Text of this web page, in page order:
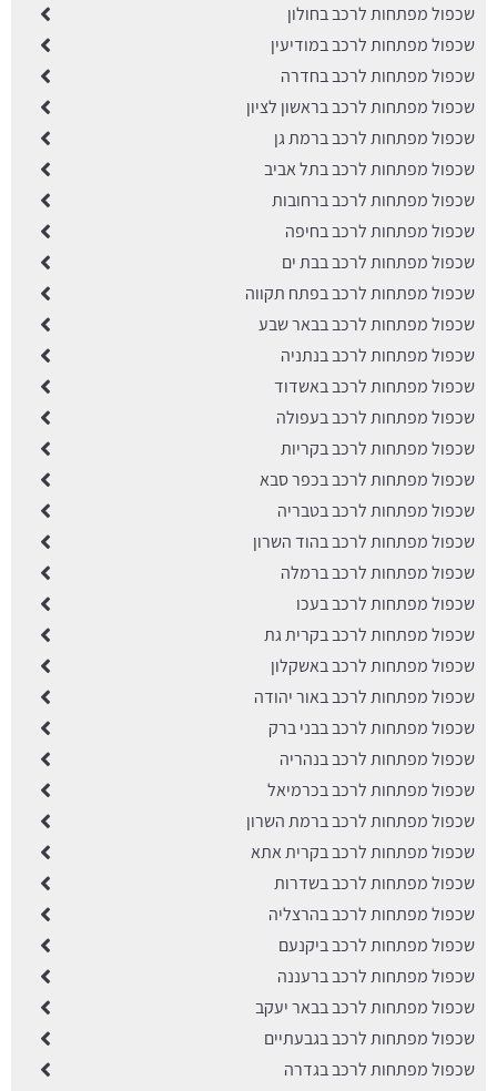
שכפול מפתחות לרכב בחולון
שכפול מפתחות לרכב במודיעין
שכפול מפתחות לרכב בחדרה
שכפול מפתחות לרכב בראשון לציון
שכפול מפתחות לרכב ברמת גן
שכפול מפתחות לרכב בתל אביב
שכפול מפתחות לרכב ברחובות
שכפול מפתחות לרכב בחיפה
שכפול מפתחות לרכב בבת ים
שכפול מפתחות לרכב בפתח תקווה
שכפול מפתחות לרכב בבאר שבע
שכפול מפתחות לרכב בנתניה
שכפול מפתחות לרכב באשדוד
שכפול מפתחות לרכב בעפולה
שכפול מפתחות לרכב בקריות
שכפול מפתחות לרכב בכפר סבא
שכפול מפתחות לרכב בטבריה
שכפול מפתחות לרכב בהוד השרון
שכפול מפתחות לרכב ברמלה
שכפול מפתחות לרכב בעכו
שכפול מפתחות לרכב בקרית גת
שכפול מפתחות לרכב באשקלון
שכפול מפתחות לרכב באור יהודה
שכפול מפתחות לרכב בבני ברק
שכפול מפתחות לרכב בנהריה
שכפול מפתחות לרכב בכרמיאל
שכפול מפתחות לרכב ברמת השרון
שכפול מפתחות לרכב בקרית אתא
שכפול מפתחות לרכב בשדרות
שכפול מפתחות לרכב בהרצליה
שכפול מפתחות לרכב ביקנעם
שכפול מפתחות לרכב ברעננה
שכפול מפתחות לרכב בבאר יעקב
שכפול מפתחות לרכב בגבעתיים
שכפול מפתחות לרכב בגדרה